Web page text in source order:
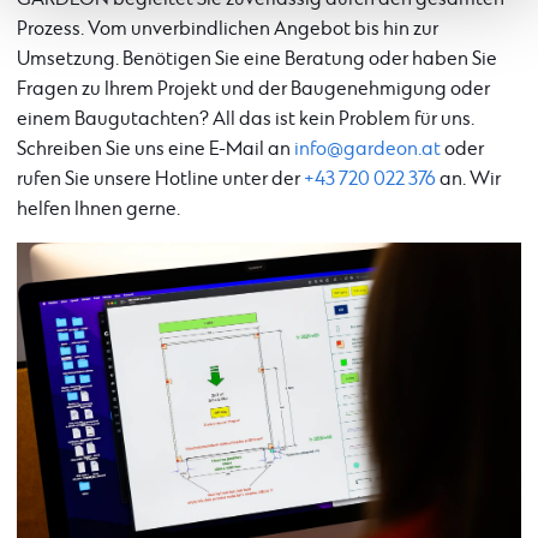
Prozess. Vom unverbindlichen Angebot bis hin zur
Umsetzung. Benötigen Sie eine Beratung oder haben Sie
Fragen zu Ihrem Projekt und der Baugenehmigung oder
einem Baugutachten? All das ist kein Problem für uns.
Schreiben Sie uns eine E-Mail an info@gardeon.atoder
rufen Sie unsere Hotline unter der+43 720 022 376 an. Wir
helfen Ihnen gerne.